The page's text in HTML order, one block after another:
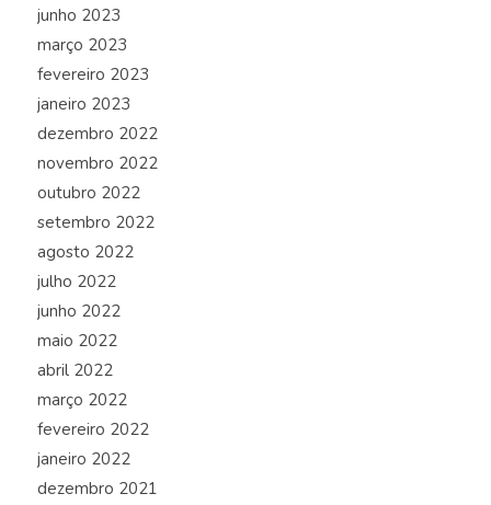
junho 2023
março 2023
fevereiro 2023
janeiro 2023
dezembro 2022
novembro 2022
outubro 2022
setembro 2022
agosto 2022
julho 2022
junho 2022
maio 2022
abril 2022
março 2022
fevereiro 2022
janeiro 2022
dezembro 2021